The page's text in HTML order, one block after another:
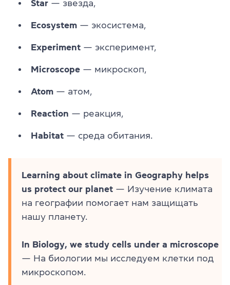
Star — звезда,
Ecosystem — экосистема,
Experiment — эксперимент,
Microscope — микроскоп,
Atom — атом,
Reaction — реакция,
Habitat — среда обитания.
Learning about climate in Geography helps
us protect our planet — Изучение климата
на географии помогает нам защищать
нашу планету.
In Biology, we study cells under a microscope
— На биологии мы исследуем клетки под
микроскопом.